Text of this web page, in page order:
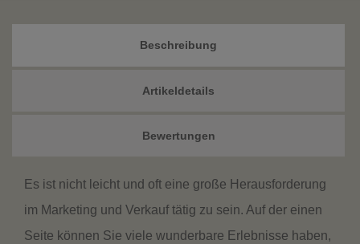
Beschreibung
Artikeldetails
Bewertungen
Es ist nicht leicht und oft eine große Herausforderung
im Marketing und Verkauf tätig zu sein. Auf der einen
Seite können Sie viele wunderbare Erlebnisse haben,